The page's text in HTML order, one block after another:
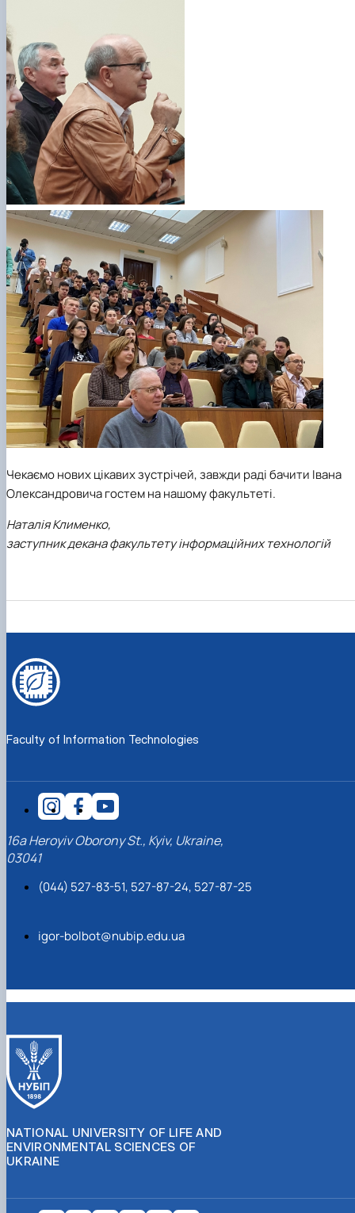
Чекаємо нових цікавих зустрічей, завжди раді бачити Івана
Олександровича гостем на нашому факультеті.
Наталія Клименко,
заступник декана факультету інформаційних технологій
Faculty of Information Technologies
16a Heroyiv Oborony St., Kyiv, Ukraine,
03041
(044) 527-83-51, 527-87-24, 527-87-25
igor-bolbot@nubip.edu.ua
NATIONAL UNIVERSITY OF LIFE AND
ENVIRONMENTAL SCIENCES OF
UKRAINE